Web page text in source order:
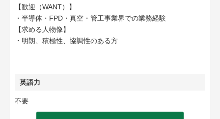
【歓迎（WANT）】
・半導体・FPD・真空・管工事業界での業務経験
【求める人物像】
・明朗、積極性、協調性のある方
英語力
不要